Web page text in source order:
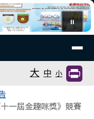
網
⏸
大 中 小
一屆金趣咪獎》競賽